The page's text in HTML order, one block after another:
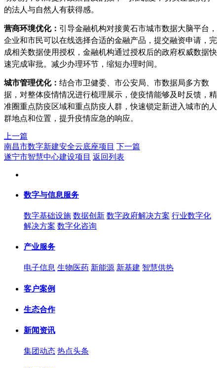
的法人与自然人有获得感。
营商环境优化： 引导金融机构对接黄石市城市数据大脑平台，
企业和市民可以在线选择合适的金融产品，提交融资申请，完
成相关数据使用授权，金融机构通过授权后的政府权威数据快
速完成审批。减少办理环节，缩短办理时间。
城市管理优化： 结合市卫健委、市公安局、市数据局多方数
据，对整体疫情情况进行梳理展示，使疫情能够及时反馈，精
准圈重点防疫区域和重点防疫人群，快速锁定新进入城市的人
群地点和位置，提升疫情应急的响应。
上一篇
南昌市数字新建安全云底座项目 下一篇
遂宁市智慧中心建设项目 返回列表
数字与信息服务
数字基础设施 数据创新 数字政府解决方案 行业数字化
解决方案 数字化咨询
产业服务
电子信息 生物医药 新能源 新基建 智慧供热
客户案例
生态合作
新闻资讯
集团动态 热点头条